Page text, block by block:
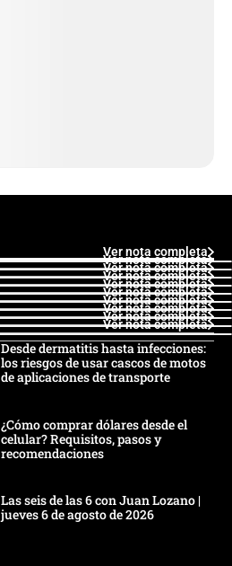
Ver nota completa
Ver nota completa
Ver nota completa
Ver nota completa
Ver nota completa
Ver nota completa
Ver nota completa
Ver nota completa
Ver nota completa
Ver nota completa
Desde dermatitis hasta infecciones:
los riesgos de usar cascos de motos
de aplicaciones de transporte
¿Cómo comprar dólares desde el
celular? Requisitos, pasos y
recomendaciones
Las seis de las 6 con Juan Lozano |
jueves 6 de agosto de 2026